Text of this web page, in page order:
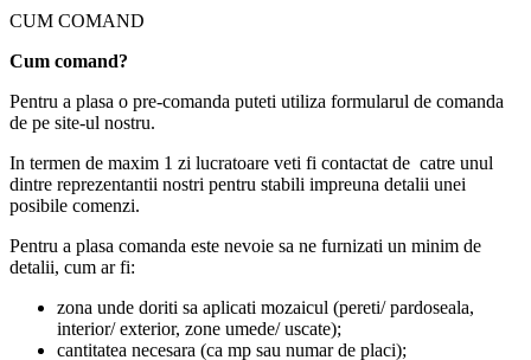
CUM COMAND
Cum comand?
Pentru a plasa o pre-comanda puteti utiliza formularul de comanda
de pe site-ul nostru.
In termen de maxim 1 zi lucratoare veti fi contactat de catre unul
dintre reprezentantii nostri pentru stabili impreuna detalii unei
posibile comenzi.
Pentru a plasa comanda este nevoie sa ne furnizati un minim de
detalii, cum ar fi:
zona unde doriti sa aplicati mozaicul (pereti/ pardoseala,
interior/ exterior, zone umede/ uscate);
cantitatea necesara (ca mp sau numar de placi);